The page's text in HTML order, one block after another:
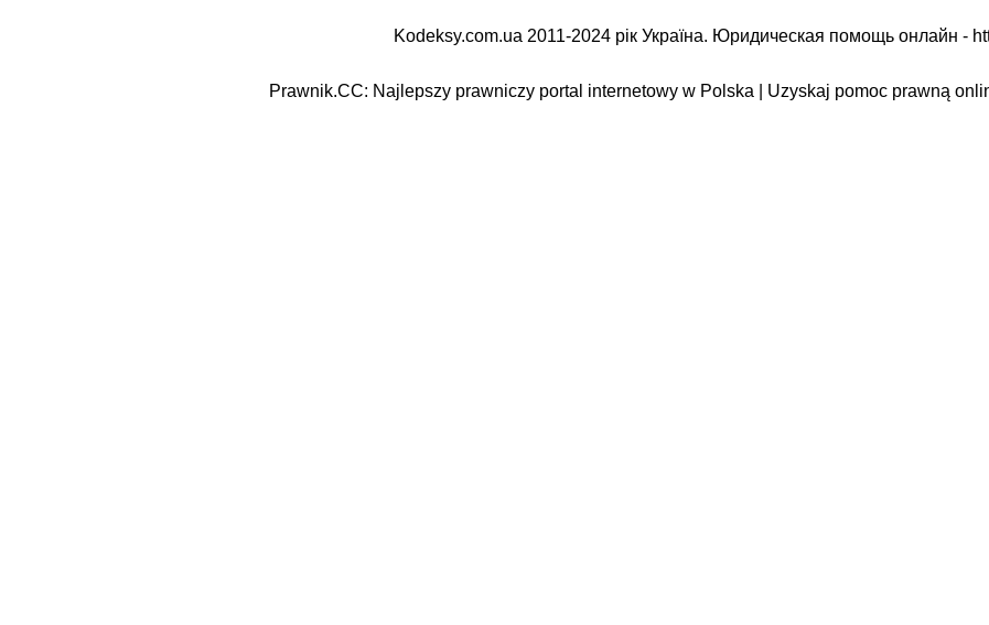
Kodeksy.com.ua 2011-2024 рік Україна. Юридическая помощь онлайн -
Prawnik.CC: Najlepszy prawniczy portal internetowy w Polska | Uzyskaj pomoc prawną